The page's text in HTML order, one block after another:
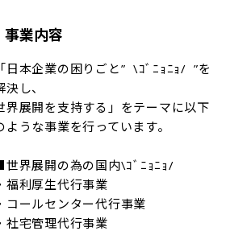
事業内容
日本企業の困りごと”  \ｺﾞﾆｮﾆｮ/  ”を
決し、
界展開を支持する」をテーマに以下
ような事業を行っています。
界展開の為の国内\ｺﾞﾆｮﾆｮ/
福利厚生代行事業
コールセンター代行事業
社宅管理代行事業